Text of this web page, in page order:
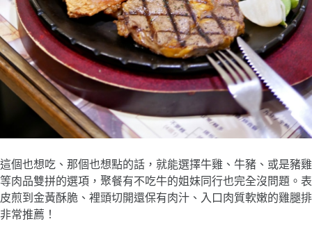
這個也想吃、那個也想點的話，就能選擇牛雞、牛豬、或是豬雞
等肉品雙拼的選項，聚餐有不吃牛的姐妹同行也完全沒問題。表
皮煎到金黃酥脆、裡頭切開還保有肉汁、入口肉質軟嫩的雞腿排
非常推薦！